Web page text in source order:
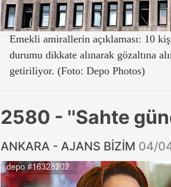
Emekli amirallerin açıklaması: 10
durumu dikkate alınarak gözaltına
getiriliyor. (Foto: Depo Photos)
2580 - ''Sahte
ANKARA - AJANS BİZİM 04/